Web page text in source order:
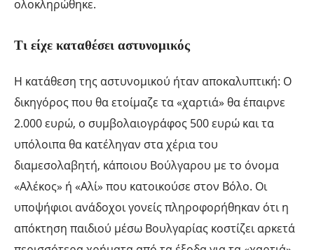
ολοκληρώθηκε.
Τι είχε καταθέσει αστυνομικός
Η κατάθεση της αστυνομικού ήταν αποκαλυπτική: Ο
δικηγόρος που θα ετοίμαζε τα «χαρτιά» θα έπαιρνε
2.000 ευρώ, ο συμβολαιογράφος 500 ευρώ και τα
υπόλοιπα θα κατέληγαν στα χέρια του
διαμεσολαβητή, κάποιου Βούλγαρου με το όνομα
«Αλέκος» ή «Αλί» που κατοικούσε στον Βόλο. Οι
υποψήφιοι ανάδοχοι γονείς πληροφορήθηκαν ότι η
απόκτηση παιδιού μέσω Βουλγαρίας κοστίζει αρκετά